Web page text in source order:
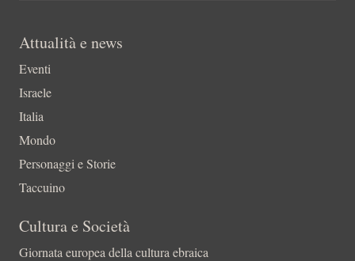
Attualità e news
Eventi
Israele
Italia
Mondo
Personaggi e Storie
Taccuino
Cultura e Società
Giornata europea della cultura ebraica